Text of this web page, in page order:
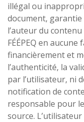
illégal ou
document, garantie
l’auteur du
FÉÉPEQ en
financièrement et
l’authenticité, la
par l’utilisateur, ni
notification de
responsable pour
source.